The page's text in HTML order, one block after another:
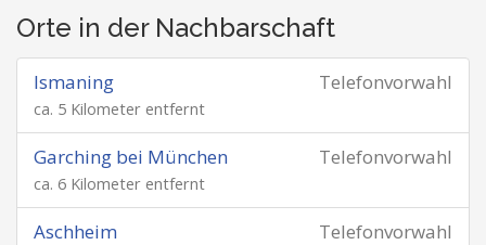
Orte in der Nachbarschaft
Telefonvorwahl
Ismaning
ca. 5 Kilometer entfernt
Telefonvorwahl
Garching bei München
ca. 6 Kilometer entfernt
Telefonvorwahl
Aschheim